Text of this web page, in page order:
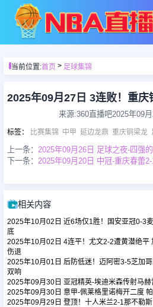
首页
足球直播
篮球直播
足球录像
篮球集锦
足球新闻
当前位置:首页> 足球集锦
来源:360直播吧2025年09
标签： 比赛集锦 中甲 延边龙鼎 重庆铜梁龙
上一条： 2025年09月26日 足球之夜-四强
下一条： 2025年09月20日 中冠-重庆春蕾
相关内容
2025年10月02日 近6场仅1胜！国安亚冠0-3
底
2025年10月02日 4连平！尤文2-2遭黄潜绝平
伤退
2025年10月01日 后防低迷！迈阿密3-5芝加
双响
2025年09月30日 亚冠精英-埃迪米森传射马
2025年09月30日 意甲-佩莱格里诺梅开二度
2025年09月29日 登顶！十人米兰2-1那不勒